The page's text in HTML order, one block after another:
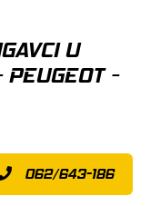
U
-
062/643-186